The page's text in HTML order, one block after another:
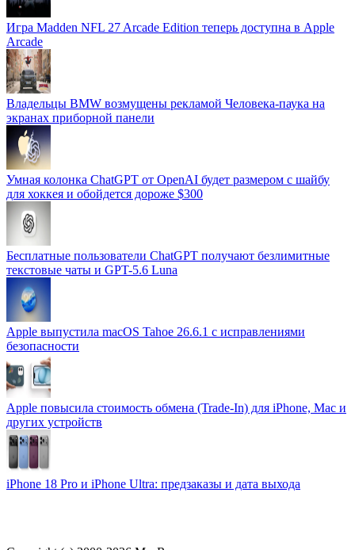
Игра Madden NFL 27 Arcade Edition теперь доступна в Apple
Arcade
Владельцы BMW возмущены рекламой Человека-паука на
экранах приборной панели
Умная колонка ChatGPT от OpenAI будет размером с шайбу
для хоккея и обойдется дороже $300
Бесплатные пользователи ChatGPT получают безлимитные
текстовые чаты и GPT-5.6 Luna
Apple выпустила macOS Tahoe 26.6.1 с исправлениями
безопасности
Apple повысила стоимость обмена (Trade-In) для iPhone, Mac и
других устройств
iPhone 18 Pro и iPhone Ultra: предзаказы и дата выхода